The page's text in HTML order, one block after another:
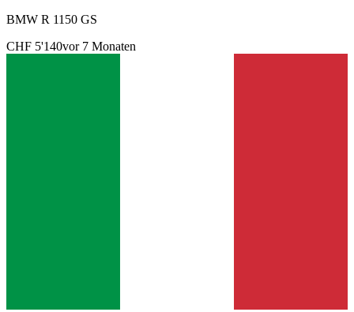
BMW R 1150 GS
CHF 5'140vor 7 Monaten